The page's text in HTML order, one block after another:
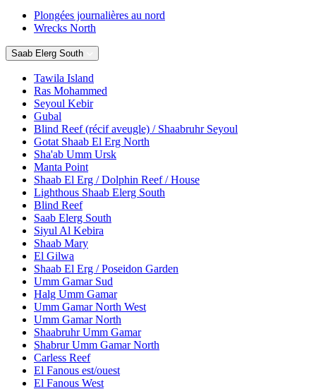
Plongées journalières au nord
Wrecks North
Saab Elerg South
Tawila Island
Ras Mohammed
Seyoul Kebir
Gubal
Blind Reef (récif aveugle) / Shaabruhr Seyoul
Gotat Shaab El Erg North
Sha'ab Umm Ursk
Manta Point
Shaab El Erg / Dolphin Reef / House
Lighthous Shaab Elerg South
Blind Reef
Saab Elerg South
Siyul Al Kebira
Shaab Mary
El Gilwa
Shaab El Erg / Poseidon Garden
Umm Gamar Sud
Halg Umm Gamar
Umm Gamar North West
Umm Gamar North
Shaabruhr Umm Gamar
Shabrur Umm Gamar North
Carless Reef
El Fanous est/ouest
El Fanous West